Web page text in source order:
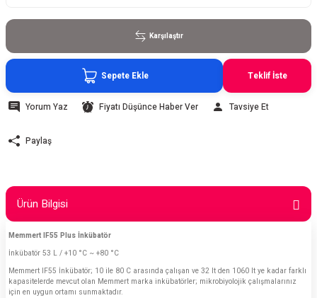
Karşılaştır
Sepete Ekle Teklif İste
Yorum Yaz Fiyatı Düşünce Haber Ver Tavsiye Et
Paylaş
Ürün Bilgisi
Memmert IF55 Plus İnkübatör
İnkübatör 53 L / +10 °C ~ +80 °C
Memmert IF55 İnkübatör; 10 ile 80 C arasında çalışan ve 32 lt den 1060 lt ye kadar farklı
kapasitelerde mevcut olan Memmert marka inkübatörler; mikrobiyolojik çalışmalarınız
için en uygun ortamı sunmaktadır.